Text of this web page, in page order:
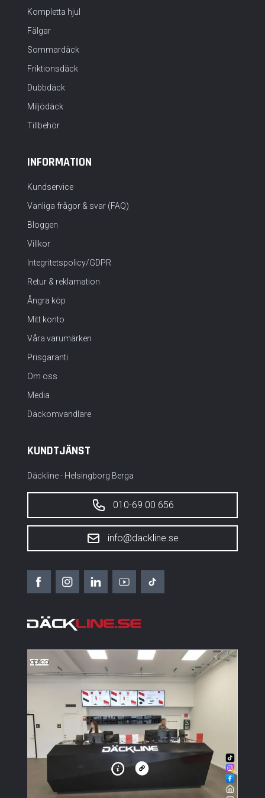
Kompletta hjul
Fälgar
Sommardäck
Friktionsdäck
Dubbdäck
Miljödäck
Tillbehör
INFORMATION
Kundservice
Vanliga frågor & svar (FAQ)
Bloggen
Villkor
Integritetspolicy/GDPR
Retur & reklamation
Ångra köp
Mitt konto
Våra varumärken
Prisgaranti
Om oss
Media
Däckomvandlare
KUNDTJÄNST
Däckline - Helsingborg Berga
010-69 00 656
info@dackline.se